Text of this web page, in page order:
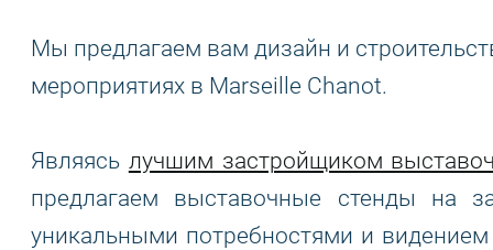
Мы предлагаем вам дизайн и
мероприятиях в Marseille Chanot.
Являясь лучшим застройщиком
предлагаем выставочные стенды на
уникальными потребностями и